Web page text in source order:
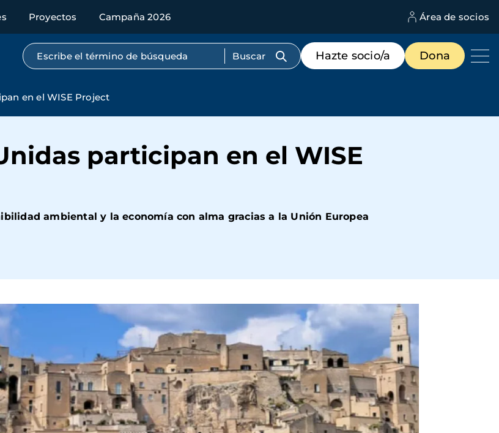
Proyectos Campaña 2026 Área de socios
Búsqueda por texto completo
Menú
de
destacados
Hazte socio/a Dona
en el WISE Project
participan en el WISE
ambiental y la economía con alma gracias a la Unión Europea